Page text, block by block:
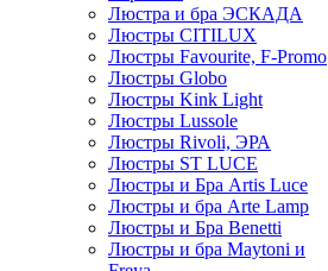
Люстра и бра ЭСКАДА
Люстры CITILUX
Люстры Favourite, F-Promo
Люстры Globo
Люстры Kink Light
Люстры Lussole
Люстры Rivoli, ЭРА
Люстры ST LUCE
Люстры и Бра Artis Luce
Люстры и бра Arte Lamp
Люстры и Бра Benetti
Люстры и бра Maytoni и